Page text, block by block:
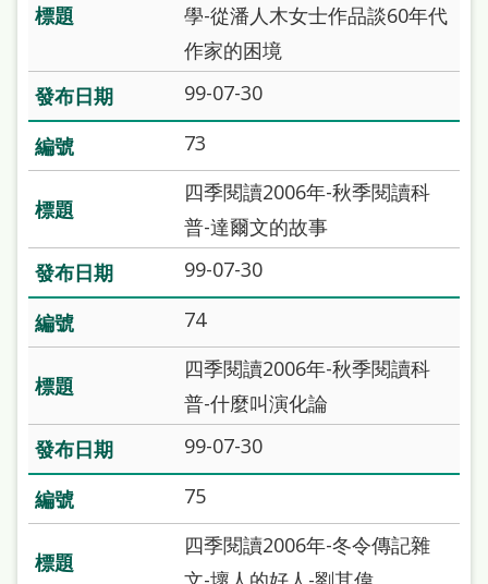
權
處
理
辦
法
聯
絡
我
們
學-從潘人木女士作品談60年代
作家的困境
99-07-30
73
四季閱讀2006年-秋季閱讀科
普-達爾文的故事
99-07-30
74
四季閱讀2006年-秋季閱讀科
普-什麼叫演化論
99-07-30
75
四季閱讀2006年-冬令傳記雜